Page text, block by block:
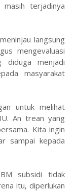
terjadinya
langsung
mengevaluasi
diduga menjadi
masyarakat
untuk melihat
An trean yang
Kita ingin
sampai kepada
subsidi tidak
itu, diperlukan